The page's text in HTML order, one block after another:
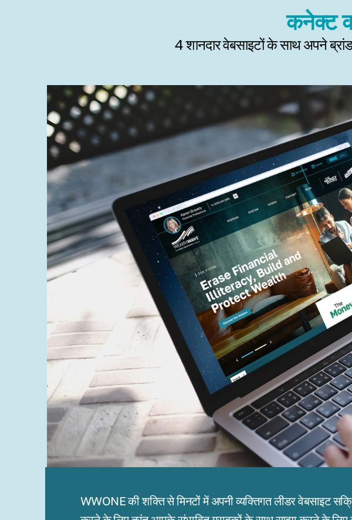
कनेक्ट
4 शानदार वेबसाइटों के साथ अपने
WWONE की शक्ति से मिनटों में अपनी व्यक्तिगत लीडर वेबसाइट